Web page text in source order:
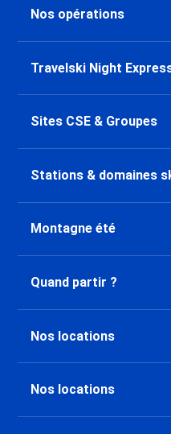
Nos opérations
Travelski Night
Sites CSE & Groupes
Stations & domaines
Montagne été
Quand partir ?
Nos locations
Nos locations